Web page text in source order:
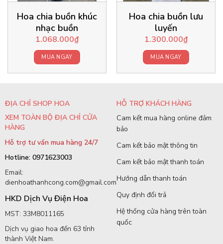
Hoa chia buồn khúc
nhạc buồn
1.068.000₫
MUA NGAY
Hoa chia buồn lưu
luyến
1.300.000₫
MUA NGAY
ĐỊA CHỈ SHOP HOA
XEM TOÀN BỘ ĐỊA CHỈ CỬA
HÀNG
Hỗ trợ tư vấn mua hàng 24/7
Hotline: 0971623003
Email:
dienhoathanhcong.com@gmail.com
HKD Dịch Vụ Điện Hoa
MST: 33M8011165
Dịch vụ giao hoa đến 63 tỉnh
thành Việt Nam.
HỖ TRỢ KHÁCH HÀNG
Cam kết mua hàng online đảm
bảo
Cam kết bảo mật thông tin
Cam kết bảo mật thanh toán
Hướng dẫn thanh toán
Quy định đổi trả
Hệ thống cửa hàng trên toàn
quốc